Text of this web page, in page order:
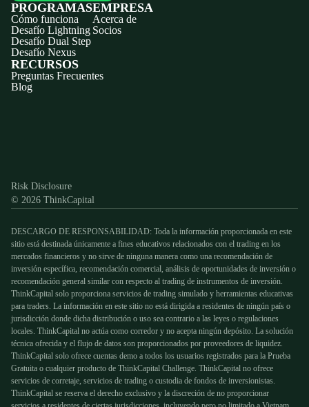
PROGRAMAS
Cómo funciona
Desafío Lightning
Desafío Dual Step
Desafío Nexus
EMPRESA
Acerca de
Socios
RECURSOS
Preguntas Frecuentes
Blog
Risk Disclosure
© 2026 ThinkCapital
DESCARGO DE RESPONSABILIDAD: Toda la información proporcionada en este
sitio está destinada únicamente a fines educativos relacionados con el trading en los
mercados financieros y no sirve de ninguna manera como una recomendación de
inversión específica, recomendación comercial, análisis de oportunidades de inversión o
recomendación general similar con respecto al trading de instrumentos de inversión.
ThinkCapital solo proporciona servicios de trading simulado y herramientas educativas
para traders. La información en este sitio no está dirigida a residentes de ningún país o
jurisdicción donde dicha distribución o uso sea contrario a las leyes o regulaciones
locales. ThinkCapital no actúa como corredor y no acepta ningún depósito. La solución
técnica ofrecida y el flujo de datos son proporcionados por proveedores de liquidez.
ThinkCapital solo ofrece cuentas demo a todos los usuarios registrados para la Prueba
Gratuita o cualquier producto de ThinkCapital Challenge. ThinkCapital no ofrece
servicios de corretaje, servicios de trading o custodia de fondos de inversionistas.
ThinkCapital se reserva el derecho exclusivo y la discreción de no proporcionar